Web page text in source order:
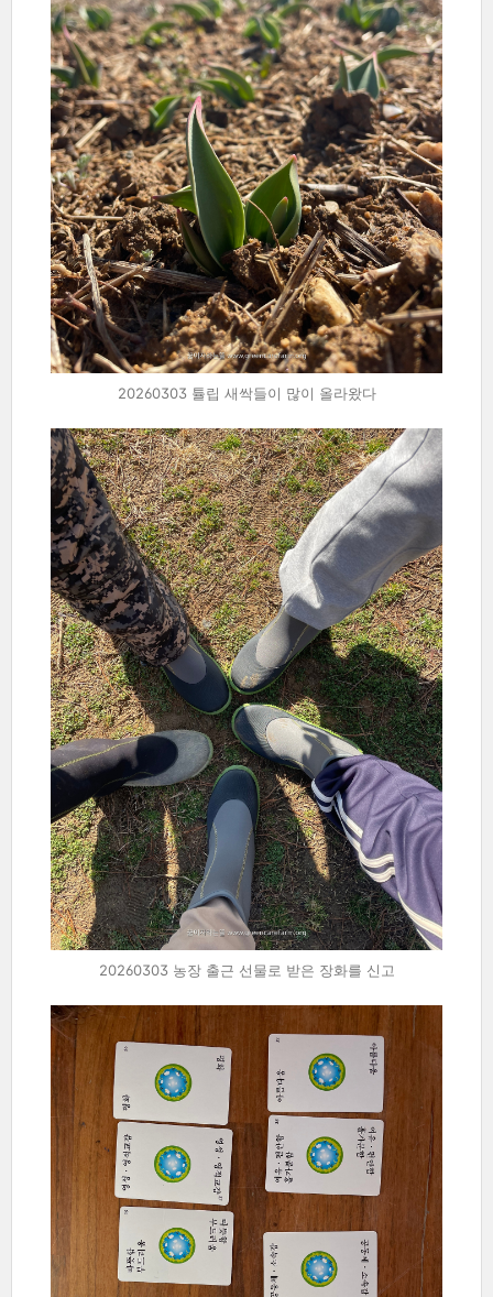
20260303 튤립 새싹들이 많이 올라왔다
20260303 농장 출근 선물로 받은 장화를 신고